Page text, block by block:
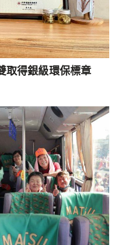
取得銀級環保標章